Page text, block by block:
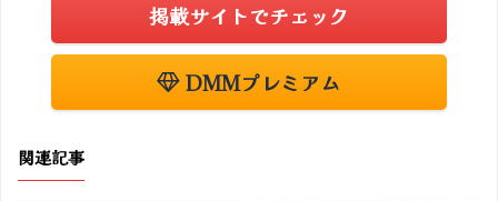
掲載サイトでチェック
DMMプレミアム
関連記事